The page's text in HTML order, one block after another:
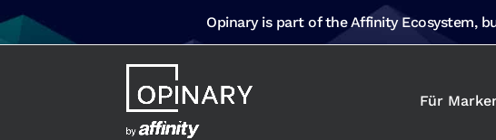
Für
Opinary is part of the Affinity Ecosystem,